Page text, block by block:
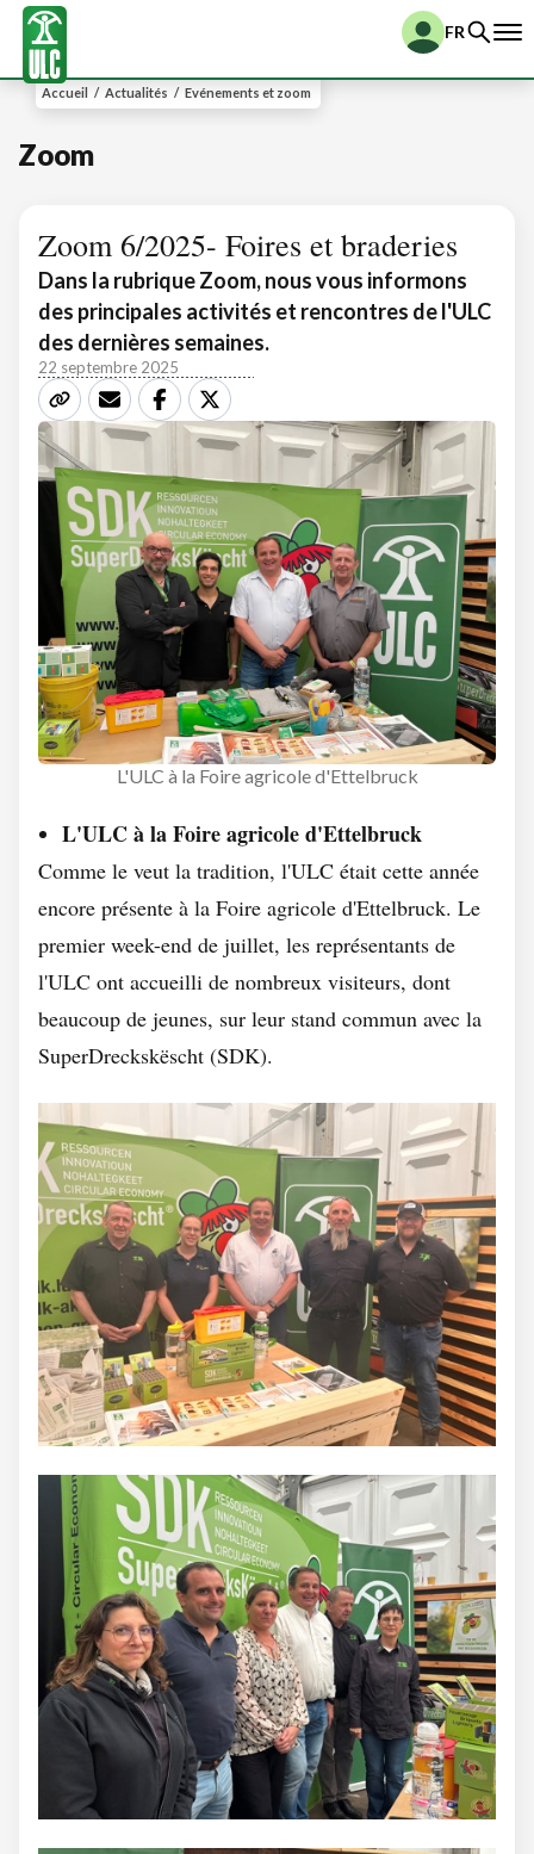
FR
Accueil / Actualités / Evénements et zoom
Zoom
Zoom 6/2025- Foires et braderies
Dans la rubrique Zoom, nous vous informons
des principales activités et rencontres de l'ULC
des dernières semaines.
22 septembre 2025
L'ULC à la Foire agricole d'Ettelbruck
L'ULC à la Foire agricole d'Ettelbruck
Comme le veut la tradition, l'ULC était cette année
encore présente à la Foire agricole d'Ettelbruck. Le
premier week-end de juillet, les représentants de
l'ULC ont accueilli de nombreux visiteurs, dont
beaucoup de jeunes, sur leur stand commun avec la
SuperDreckskëscht (SDK).